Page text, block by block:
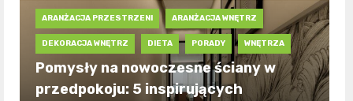
ARANŻACJA PRZESTRZENI ARANŻACJA WNĘTRZ
DEKORACJA WNĘTRZ DIETA PORADY WNĘTRZA
Pomysły na nowoczesne ściany w
przedpokoju: 5 inspirujących